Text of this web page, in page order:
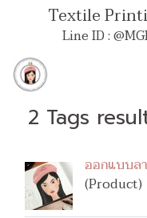
Textile
Line ID :
2 Tags
ออกแบบล
(Product)